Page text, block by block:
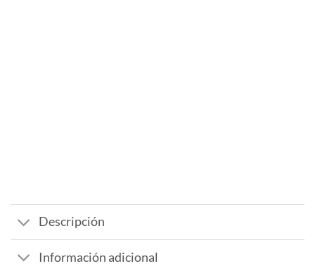
Descripción
Información adicional